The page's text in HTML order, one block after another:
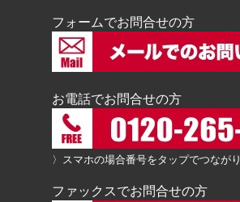
フォームでお問合せの方
お電話でお問合せの方
〉スマホの場合番号をタップでつながり
ファックスでお問合せの方